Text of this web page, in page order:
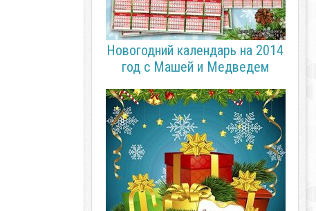
Новогодний календарь на 2014
год с Машей и Медведем